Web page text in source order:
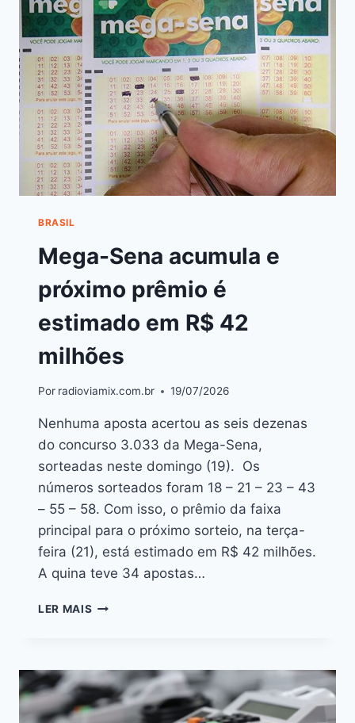
BRASIL
Mega-Sena acumula e
próximo prêmio é
estimado em R$ 42
milhões
Por radioviamix.com.br 19/07/2026
Nenhuma aposta acertou as seis dezenas
do concurso 3.033 da Mega-Sena,
sorteadas neste domingo (19). Os
números sorteados foram 18 – 21 – 23 – 43
– 55 – 58. Com isso, o prêmio da faixa
principal para o próximo sorteio, na terça-
feira (21), está estimado em R$ 42 milhões.
A quina teve 34 apostas…
LER MAIS